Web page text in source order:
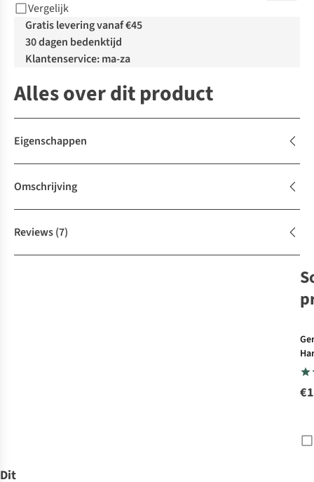
Vergelijk
Gratis levering vanaf €45
30 dagen bedenktijd
Klantenservice: ma-za
Alles over dit product
Eigenschappen
Omschrijving
Reviews(7)
Dit